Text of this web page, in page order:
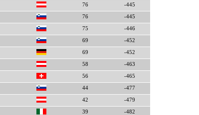
76 -445
76 -445
75 -446
69 -452
69 -452
58 -463
56 -465
44 -477
42 -479
39 -482